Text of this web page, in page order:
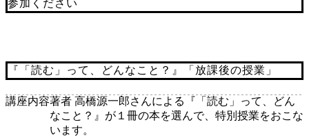
参加ください
『「読む」って、どんなこと？』「放課後の授業」
講座内容著者 高橋源一郎さんによる『「読む」って、どん
なこと？』が１冊の本を選んで、特別授業をおこな
います。